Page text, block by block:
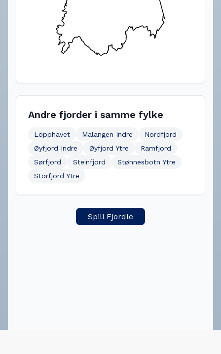
Andre fjorder i samme fylke
Lopphavet Malangen Indre
Nordfjord
Øyfjord Indre
Øyfjord Ytre
Ramfjord
Sørfjord
Steinfjord
Stønnesbotn Ytre
Storfjord Ytre
Spill Fjordle